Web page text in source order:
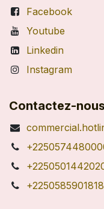
Facebook
Youtube
Linkedin
Instagram
Contactez-nous
+2250585901818